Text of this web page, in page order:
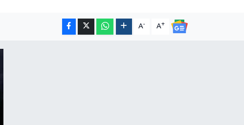
A- A+